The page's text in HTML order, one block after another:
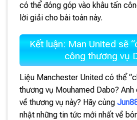
có thể đóng góp vào khâu tấn
lời giải cho bài toán này.
Kết luận: Man United sẽ
công thương vụ
Liệu Manchester United có thể
thương vụ Mouhamed Dabo?
về thương vụ này? Hãy cùng
nhật những tin tức mới nhất về